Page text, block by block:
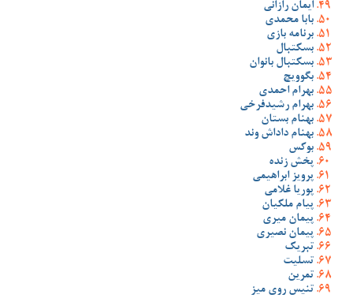
ایمان رازانی
بابا محمدی
برنامه بازی
بسکتبال
بسکتبال بانوان
بگوویچ
بهرام احمدی
بهرام رشیدفرخی
بهنام بستان
بهنام داداش وند
بوکس
پخش زنده
پرویز ابراهیمی
پوریا غلامی
پیام ملکیان
پیمان میری
پیمان نصیری
تبریک
تسلیت
تمرین
تنیس روی میز